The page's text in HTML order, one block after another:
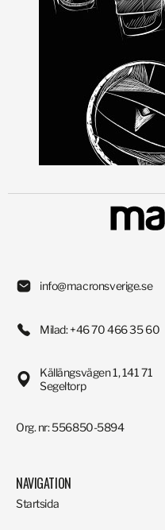
info@macronsverige.se
Milad: +46 70 466 35 60
Källängsvägen 1, 141 71
Segeltorp
Org. nr: 556850-5894
NAVIGATION
Startsida